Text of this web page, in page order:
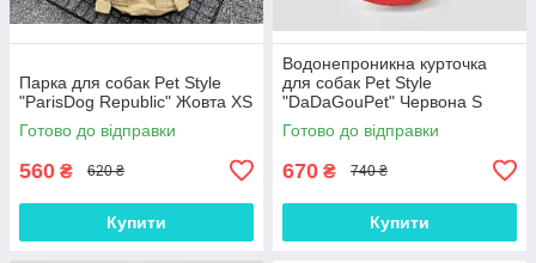
Парка для собак Pet Style
"ParisDog Republic" Жовта XS
Готово до відправки
560 ₴ 620 ₴
Купити
Водонепроникна курточка
для собак Pet Style
"DaDaGouPet" Червона S
Готово до відправки
670 ₴ 740 ₴
Купити